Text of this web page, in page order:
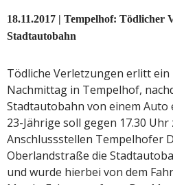
18.11.2017 | Tempelhof: Tödlicher
Stadtautobahn
Tödliche Verletzungen erlitt
Nachmittag in Tempelhof,
Stadtautobahn von einem
23-Jährige soll gegen 17.30 Uhr
Anschlussstellen Tempelhofer
Oberlandstraße die
und wurde hierbei von dem